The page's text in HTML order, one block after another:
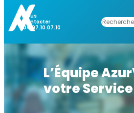
Nous
Contacter
04.97.10.07.10
L’Équipe
votre Service